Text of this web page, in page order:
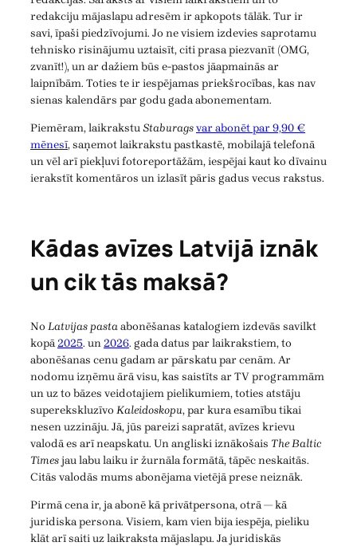
redakciju mājaslapu adresēm ir apkopots tālāk. Tur ir
savi, īpaši piedzīvojumi. Jo ne visiem izdevies saprotamu
tehnisko risinājumu uztaisīt, citi prasa piezvanīt (OMG,
zvanīt!), un ar dažiem būs e-pastos jāapmainās ar
laipnībām. Toties te ir iespējamas priekšrocības, kas nav
sienas kalendārs par godu gada abonementam.
Piemēram, laikrakstuStaburagsvar abonēt par 9,90 €
mēnesī, saņemot laikrakstu pastkastē, mobilajā telefonā
un vēl arī piekļuvi fotoreportāžām, iespējai kaut ko dīvainu
ierakstīt komentāros un izlasīt pāris gadus vecus rakstus.
Kādas avīzes Latvijā iznāk
un cik tās maksā?
NoLatvijas pastaabonēšanas katalogiem izdevās savilkt
kopā2025. un2026. gada datus par laikrakstiem, to
abonēšanas cenu gadam ar pārskatu par cenām. Ar
nodomu izņēmu ārā visu, kas saistīts ar TV programmām
un uz to bāzes veidotajiem pielikumiem, toties atstāju
superekskluzīvoKaleidoskopu, par kura esamību tikai
nesen uzzināju. Jā, jūs pareizi sapratāt, avīzes krievu
valodā es arī neapskatu. Un angliski iznākošais The Baltic
Timesjau labu laiku ir žurnāla formātā, tāpēc neskaitās.
Citās valodās mums abonējama vietējā prese neiznāk.
Pirmā cena ir, ja abonē kā privātpersona, otrā — kā
juridiska persona. Visiem, kam vien bija iespēja, pieliku
klāt arī saiti uz laikraksta mājaslapu. Ja juridiskās